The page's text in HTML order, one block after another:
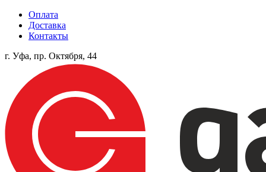
Оплата
Доставка
Контакты
г. Уфа, пр. Октября, 44